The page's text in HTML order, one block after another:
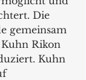
Die
gemeinsam
Rikon
Kuhn